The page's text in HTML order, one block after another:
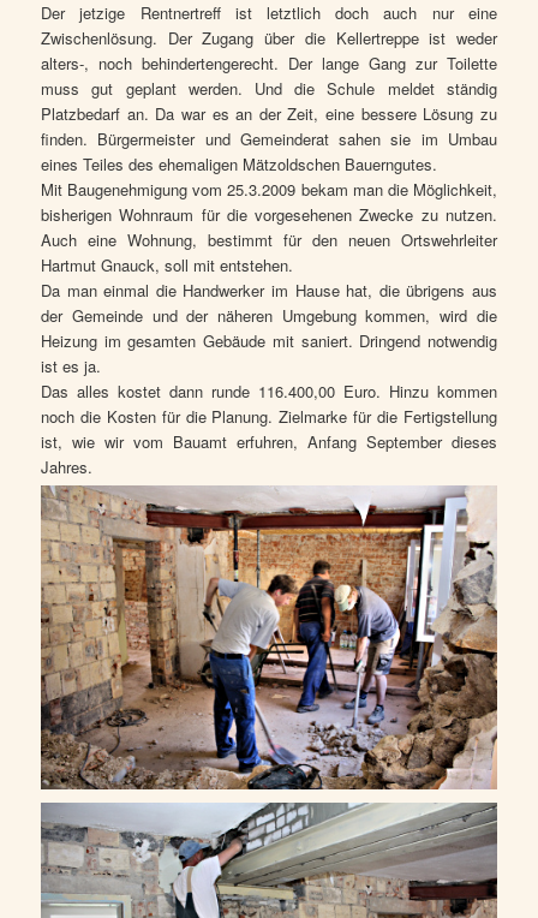
Der jetzige Rentnertreff ist letztlich doch auch nur eine
Zwischenlösung. Der Zugang über die Kellertreppe ist weder
alters-, noch behindertengerecht. Der lange Gang zur Toilette
muss gut geplant werden. Und die Schule meldet ständig
Platzbedarf an. Da war es an der Zeit, eine bessere Lösung zu
finden. Bürgermeister und Gemeinderat sahen sie im Umbau
eines Teiles des ehemaligen Mätzoldschen Bauerngutes.
Mit Baugenehmigung vom 25.3.2009 bekam man die Möglichkeit,
bisherigen Wohnraum für die vorgesehenen Zwecke zu nutzen.
Auch eine Wohnung, bestimmt für den neuen Ortswehrleiter
Hartmut Gnauck, soll mit entstehen.
Da man einmal die Handwerker im Hause hat, die übrigens aus
der Gemeinde und der näheren Umgebung kommen, wird die
Heizung im gesamten Gebäude mit saniert. Dringend notwendig
ist es ja.
Das alles kostet dann runde 116.400,00 Euro. Hinzu kommen
noch die Kosten für die Planung. Zielmarke für die Fertigstellung
ist, wie wir vom Bauamt erfuhren, Anfang September dieses
Jahres.